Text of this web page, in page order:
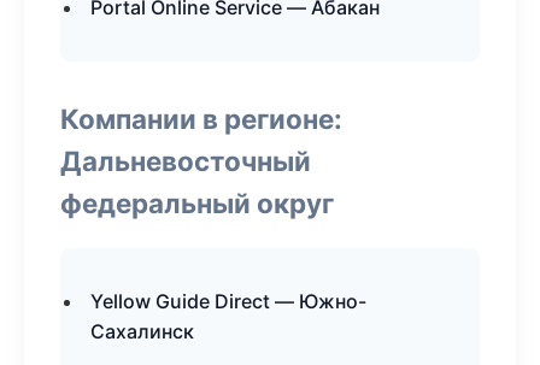
Portal Online Service — Абакан
Компании в регионе:
Дальневосточный
федеральный округ
Yellow Guide Direct — Южно-
Сахалинск